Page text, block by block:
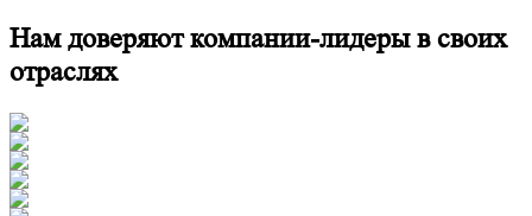
Нам доверяют компании-лидеры в своих
отраслях